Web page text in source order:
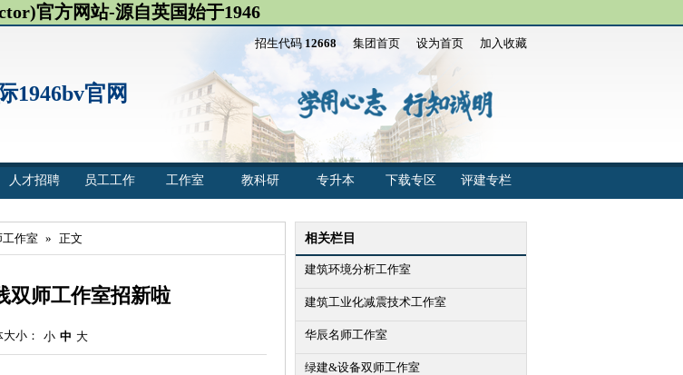
官方网站-源自英国始于1946
招生代码12668 集团首页 设为首页 加入收藏
1946bv官网
人才招聘 员工工作 工作室 教科研 专升本 下载专区 评建专栏
相关栏目
建筑环境分析工作室
建筑工业化减震技术工作室
华辰名师工作室
绿建&设备双师工作室
工作室 » 正文
双师工作室招新啦
小： 小 中 大